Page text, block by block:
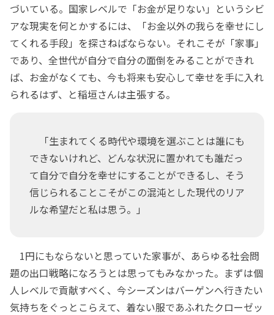
づいている。国家レベルで「お金が足りない」というシビ
アな現実を何とかするには、「お金以外の我らを幸せにし
てくれる手段」を探さねばならない。それこそが「家事」
であり、全世代が自分で自分の面倒をみることができれ
ば、お金がなくても、今も将来も安心して幸せを手に入れ
られるはず、と稲垣さんは主張する。
「生まれてくる時代や環境を選ぶことは誰にも
できないけれど、どんな状況に置かれても誰だっ
て自分で自分を幸せにすることができるし、そう
信じられることこそがこの混沌とした現代のリア
ルな希望だと私は思う。」
1円にもならないと思っていた家事が、あらゆる社会問
題の出口戦略になろうとは思ってもみなかった。まずは個
人レベルで貢献すべく、今シーズンはバーゲンへ行きたい
気持ちをぐっとこらえて、着ない服であふれたクローゼッ